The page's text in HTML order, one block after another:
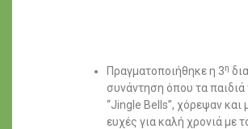
Πραγματοποιήθηκε η 3η
συνάντηση όπου τα
“Jingle Bells”, χόρεψαν και
ευχές για καλή χρονιά με